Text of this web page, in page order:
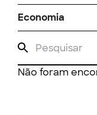
Economia
Não foram